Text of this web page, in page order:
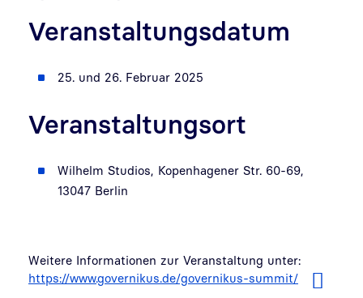
Veranstaltungsdatum
25. und 26. Februar 2025
Veranstaltungsort
Wilhelm Studios, Kopenhagener Str. 60-69,
13047 Berlin
Weitere Informationen zur Veranstaltung unter:
https://www.governikus.de/governikus-summit/